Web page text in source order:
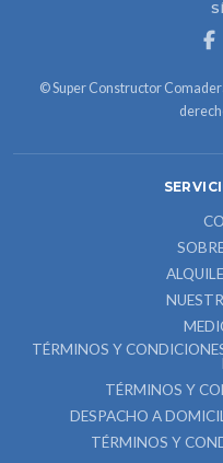
© Super Constructor
TÉRMINOS Y
TÉRMINOS Y
DESPACHO A
TÉRMINOS Y